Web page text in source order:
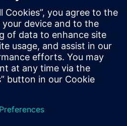
та ресурси